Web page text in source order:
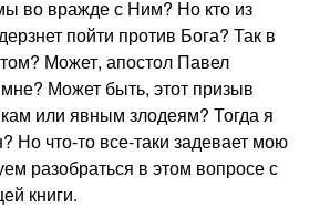
во вражде с Ним? Но кто из
пойти против Бога? Так в
Может, апостол Павел
Может быть, этот призыв
или явным злодеям? Тогда я
Но что-то все-таки задевает мою
разобраться в этом вопросе с
книги.